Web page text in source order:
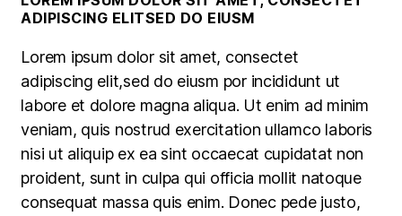
ADIPISCING ELITSED DO EIUSM
Lorem ipsum dolor sit amet, consectet
adipiscing elit,sed do eiusm por incididunt ut
labore et dolore magna aliqua. Ut enim ad minim
veniam, quis nostrud exercitation ullamco laboris
nisi ut aliquip ex ea sint occaecat cupidatat non
proident, sunt in culpa qui officia mollit natoque
consequat massa quis enim. Donec pede justo,